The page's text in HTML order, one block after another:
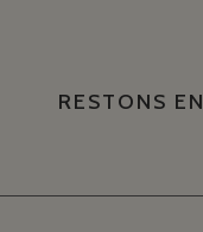
RESTONS